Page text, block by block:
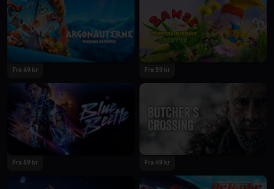
2023 2023
2023
Fra 49 kr
2023
Fra 59 kr
Fra 59 kr Fra 49 kr